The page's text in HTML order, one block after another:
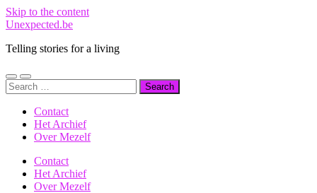
Skip to the content
Unexpected.be
Telling stories for a living
Toggle
mobile
Toggle
search
Search
for:
Contact
Het Archief
Over Mezelf
Contact
Het Archief
Over Mezelf